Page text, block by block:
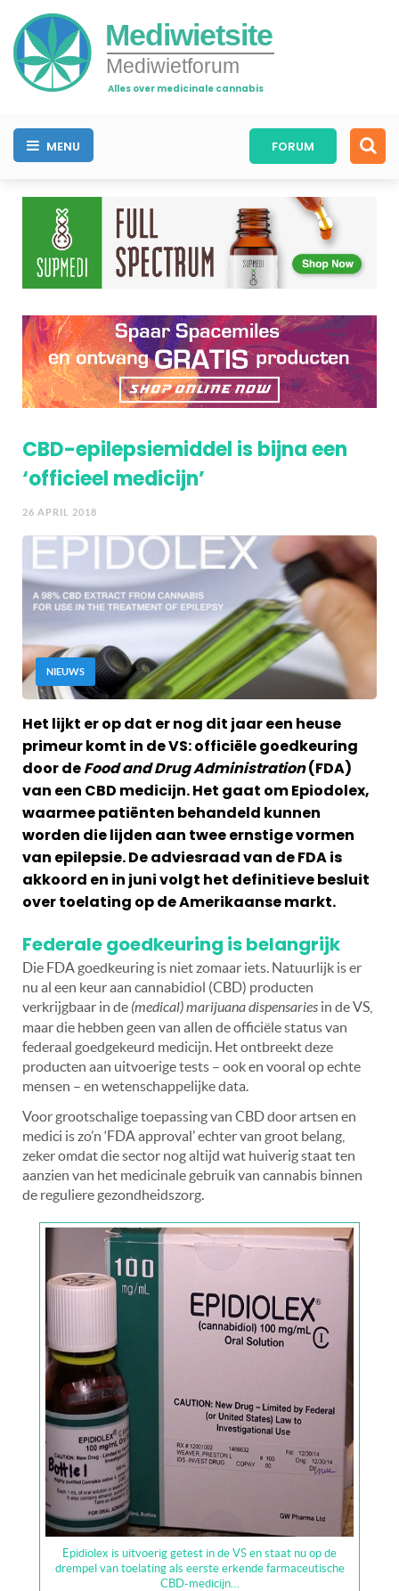
Mediwietsite
Mediwietforum
Alles over medicinale cannabis
MENU FORUM
CBD-epilepsiemiddel is bijna een
‘officieel medicijn’
26 APRIL 2018
NIEUWS
Het lijkt er op dat er nog dit jaar een heuse
primeur komt in de VS: officiële goedkeuring
door deFood and Drug Administration(FDA)
van een CBD medicijn. Het gaat om Epiodolex,
waarmee patiënten behandeld kunnen
worden die lijden aan twee ernstige vormen
van epilepsie. De adviesraad van de FDA is
akkoord en in juni volgt het definitieve besluit
over toelating op de Amerikaanse markt.
Federale goedkeuring is belangrijk
Die FDA goedkeuring is niet zomaar iets. Natuurlijk is er
nu al een keur aan cannabidiol (CBD) producten
verkrijgbaar in de (medical) marijuana dispensaries in de VS,
maar die hebben geen van allen de officiële status van
federaal goedgekeurd medicijn. Het ontbreekt deze
producten aan uitvoerige tests – ook en vooral op echte
mensen – en wetenschappelijke data.
Voor grootschalige toepassing van CBD door artsen en
medici is zo’n ‘FDA approval’ echter van groot belang,
zeker omdat die sector nog altijd wat huiverig staat ten
aanzien van het medicinale gebruik van cannabis binnen
de reguliere gezondheidszorg.
Epidiolex is uitvoerig getest in de VS en staat nu op de
drempel van toelating als eerste erkende farmaceutische
CBD-medicijn…